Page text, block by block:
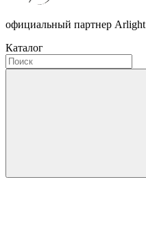
официальный партнер Arlight
Каталог